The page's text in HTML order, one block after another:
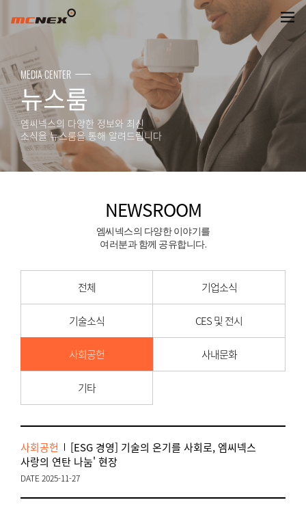
NEWSROOM
MEDIA CENTER
뉴스룸
엠씨넥스의 다양한 정보와 최신
소식을 뉴스룸을 통해 알려드립니다
NEWSROOM
엠씨넥스의 다양한 이야기를
여러분과 함께 공유합니다.
전체 기업소식
기술소식 CES 및 전시
사회공헌 사내문화
기타
사회공헌
[ESG 경영] 기술의 온기를 사회로, 엠씨넥스
사랑의 연탄 나눔' 현장
DATE 2025-11-27